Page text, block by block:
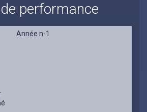
performance
Année n-1